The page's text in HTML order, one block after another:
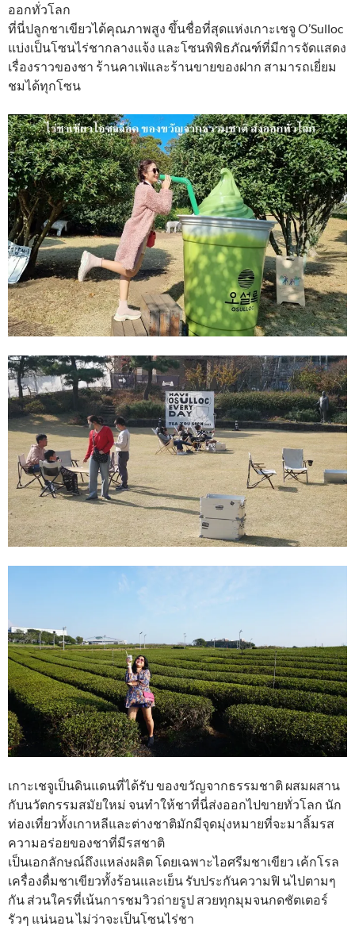
ออกทั่วโลก
ที่นี่ปลูกชาเขียวได้คุณภาพสูง ขึ้นชื่อที่สุดแห่งเกาะเชจู O’Sulloc
แบ่งเป็นโซนไร่ชากลางแจ้ง และโซนพิพิธภัณฑ์ที่มีการจัดแสดง
เรื่องราวของชา ร้านคาเฟ่และร้านขายของฝาก สามารถเยี่ยม
ชมได้ทุกโซน
เกาะเชจูเป็นดินแดนที่ได้รับ ของขวัญจากธรรมชาติ ผสมผสาน
กับนวัตกรรมสมัยใหม่ จนทำให้ชาที่นี่ส่งออกไปขายทั่วโลก นัก
ท่องเที่ยวทั้งเกาหลีและต่างชาติมักมีจุดมุ่งหมายที่จะมาลิ้มรส
ความอร่อยของชาที่มีรสชาติ
เป็นเอกลักษณ์ถึงแหล่งผลิต โดยเฉพาะไอศรีมชาเขียว เค้กโรล
เครื่องดื่มชาเขียวทั้งร้อนและเย็น รับประกันความฟิ นไปตามๆ
กัน ส่วนใครที่เน้นการชมวิวถ่ายรูป สวยทุกมุมจนกดชัตเตอร์
รัวๆ แน่นอน ไม่ว่าจะเป็นโซนไร่ชา